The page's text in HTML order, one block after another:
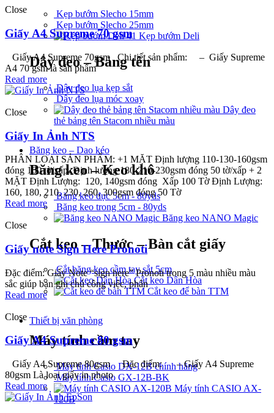
Kẹp bướm Slecho 15mm
Kẹp bướm Slecho 25mm
Kẹp bướm Deli
Dây đeo – Bảng tên
Dây đeo lụa kẹp sắt
Dây đeo lụa móc xoay
Dây đeo
thẻ bảng tên Stacom nhiều màu
Băng keo – Dao kéo
Băng keo – Keo khô
Băng keo đục 5cm - 80yds
Băng keo trong 5cm - 80yds
Băng keo NANO Magic
Cắt keo – Thước – Bàn cắt giấy
Cắt băng keo cầm tay sắt 5cm
Cắt keo Dân Hòa
Cắt keo để bàn TTM
Thiết bị văn phòng
Máy tính cầm tay
Máy tính Casio DX-12B chính hãng
Máy tính Casio GX-12B-BK
Máy tính CASIO AX-
120B
Close
Giấy A4 Supreme 70 gsm
Giấy A4 Supreme 70gsm Chi tiết sản phẩm: – Giấy Supreme
A4 70 gsm là sản phẩm
Read more
Close
Giấy In Ảnh NTS
PHÂN LOẠI SẢN PHẨM: +1 MẶT Định lượng 110-130-160gsm
đóng 100 tờ/xấp. Định lượng 180-210-230gsm đóng 50 tờ/xấp + 2
MẶT Định Lượng: 120, 140gsm đóng Xấp 100 Tờ Định Lượng:
160, 180, 210, 230, 260, 300gsm đóng 50 Tờ
Read more
Close
Giấy note Sign Here Pronoti
Đặc điểm: Giấy Note “sign here” Pronoti trong 5 màu nhiều màu
sắc giúp bạn ghi chú công việc, phân
Read more
Close
Giấy A4 Supreme 80 gsm
Giấy A4 Supreme 80gsm Đặc điểm: – Giấy A4 Supreme
80gsm Là loại giấy in photo
Read more